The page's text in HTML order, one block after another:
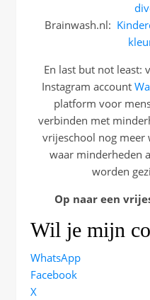
Brainwash.nl:
En last but not least:
Instagram account
platform voor
verbinden met
vrijeschool nog meer
waar minderheden
worden
Op naar een
Wil je mijn
WhatsApp
Facebook
X